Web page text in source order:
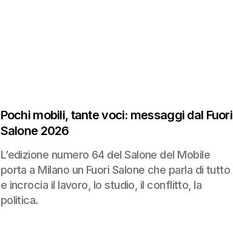
Pochi mobili, tante voci: messaggi dal Fuori
Salone 2026
L’edizione numero 64 del Salone del Mobile
porta a Milano un Fuori Salone che parla di tutto
e incrocia il lavoro, lo studio, il conflitto, la
politica.